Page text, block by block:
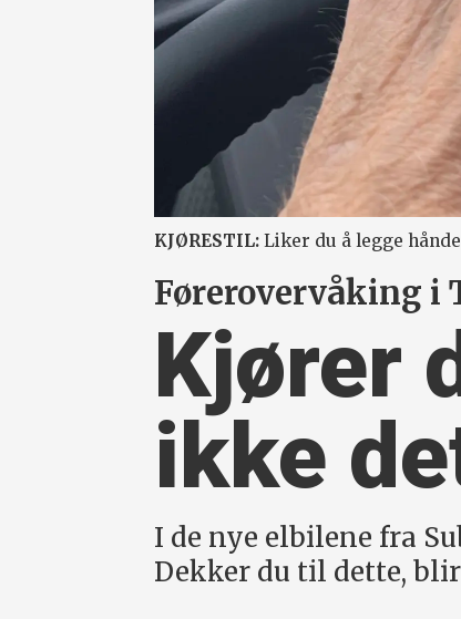
KJØRESTIL: Liker du å legge
Førerovervåking i
Kjører
ikke
I de nye elbilene fra
Dekker du til dette,